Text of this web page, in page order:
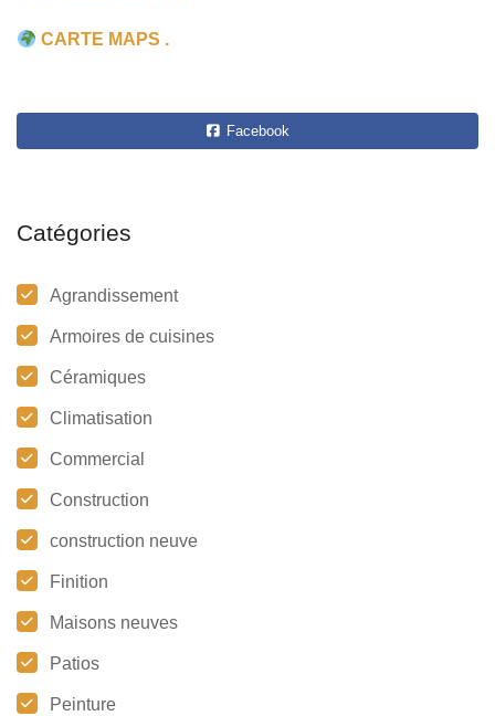
CARTE MAPS .
Facebook
Catégories
Agrandissement
Armoires de cuisines
Céramiques
Climatisation
Commercial
Construction
construction neuve
Finition
Maisons neuves
Patios
Peinture